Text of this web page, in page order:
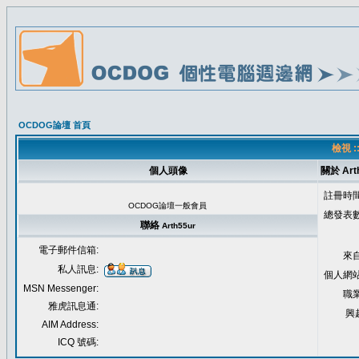
OCDOG論壇 首頁
檢視
個人頭像
關於
OCDOG論壇一般會員
註冊時
總發表
來
個人網
職
興
聯絡 Arth55ur
電子郵件信箱:
私人訊息:
MSN Messenger:
雅虎訊息通:
AIM Address:
ICQ 號碼: